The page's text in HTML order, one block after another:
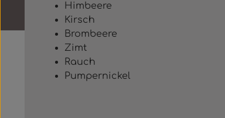
Himbeere
Kirsch
Brombeere
Zimt
Rauch
Pumpernickel